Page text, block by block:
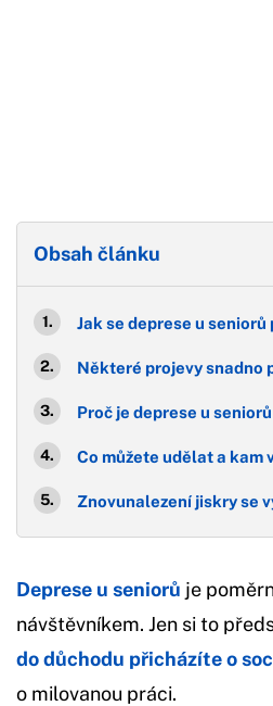
Obsah článku
Jak se deprese u seniorů
Některé projevy snadno
Proč je deprese u
Co můžete udělat a kam
Znovunalezení jiskry se
Deprese u seniorů je
návštěvníkem. Jen si to
do důchodu přicházíte o
o milovanou práci.